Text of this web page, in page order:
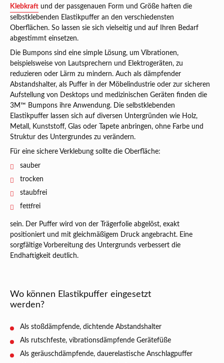
Klebkraft und der passgenauen Form und Größe haften die
selbstklebenden Elastikpuffer an den verschiedensten
Oberflächen. So lassen sie sich vielseitig und auf Ihren Bedarf
abgestimmt einsetzen.
Die Bumpons sind eine simple Lösung, um Vibrationen,
beispielsweise von Lautsprechern und Elektrogeräten, zu
reduzieren oder Lärm zu mindern. Auch als dämpfender
Abstandshalter, als Puffer in der Möbelindustrie oder zur sicheren
Aufstellung von Desktops und medizinischen Geräten finden die
3M™ Bumpons ihre Anwendung. Die selbstklebenden
Elastikpuffer lassen sich auf diversen Untergründen wie Holz,
Metall, Kunststoff, Glas oder Tapete anbringen, ohne Farbe und
Struktur des Untergrundes zu verändern.
Für eine sichere Verklebung sollte die Oberfläche:
sauber
trocken
staubfrei
fettfrei
sein. Der Puffer wird von der Trägerfolie abgelöst, exakt
positioniert und mit gleichmäßigem Druck angebracht. Eine
sorgfältige Vorbereitung des Untergrunds verbessert die
Endhaftigkeit deutlich.
Wo können Elastikpuffer eingesetzt
werden?
Als stoßdämpfende, dichtende Abstandshalter
Als rutschfeste, vibrationsdämpfende Gerätefüße
Als geräuschdämpfende, dauerelastische Anschlagpuffer